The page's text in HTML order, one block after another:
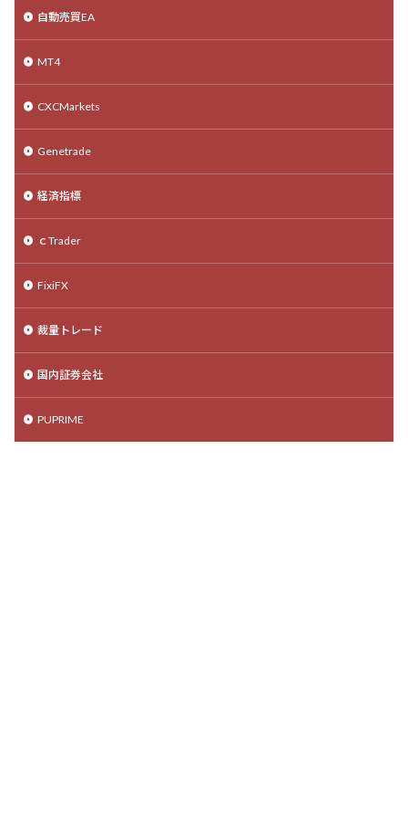
自動売買EA
MT4
CXCMarkets
Genetrade
経済指標
ｃTrader
FixiFX
裁量トレード
国内証券会社
PUPRIME